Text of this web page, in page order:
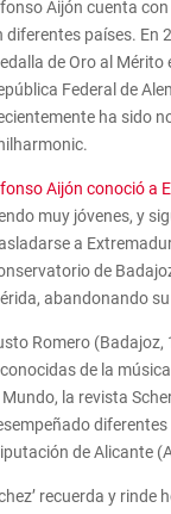
Aijón cuenta
diferentes países. En
de Oro al Mérito
Federal de
ha sido
Aijón conoció a
muy jóvenes, y
a
de
abandonando
Romero (Badajoz,
de la
Mundo, la revista
de Alicante
recuerda y